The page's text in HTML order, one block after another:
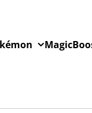
Magic